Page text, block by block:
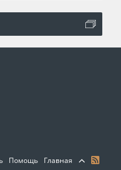
Помощь Главная